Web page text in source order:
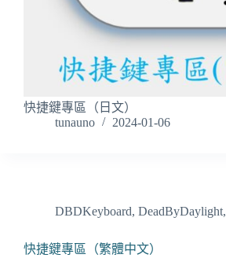
快捷鍵專區（日文）
tunauno
2024-01-06
DBDKeyboard, DeadByDaylight,
快捷鍵專區（繁體中文）